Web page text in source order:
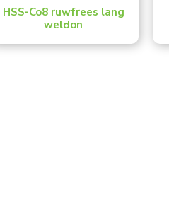
HSS-Co8 ruwfrees lang
weldon